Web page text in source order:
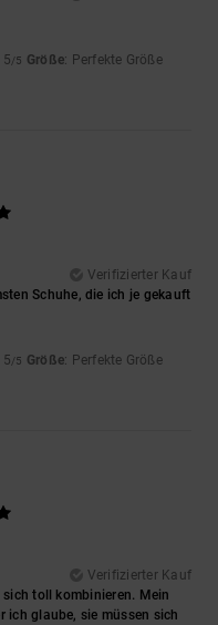
5/5 Größe: Perfekte Größe
Verifizierter Kauf
Schuhe, die ich je gekauft
5/5 Größe: Perfekte Größe
Verifizierter Kauf
sich toll kombinieren. Mein
ich glaube, sie müssen sich